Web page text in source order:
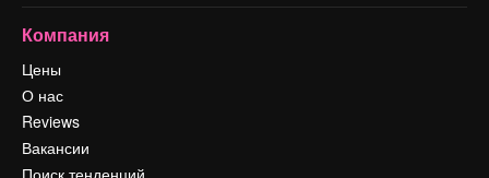
Компания
Цены
О нас
Reviews
Вакансии
Поиск тенденций